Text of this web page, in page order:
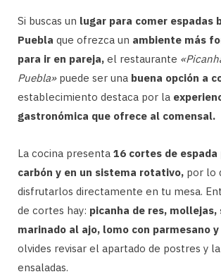
Si buscas un lugar para comer espadas
Puebla que ofrezca un ambiente más
para ir en pareja, el restaurante
Puebla»puede ser una buena opción a
establecimiento destaca por la
gastronómica que ofrece al comensal.
La cocina presenta 16 cortes de
carbón y en un sistema rotativo, por lo
disfrutarlos directamente en tu mesa.
de cortes hay: picanha de res, mollejas,
marinado al ajo, lomo con parmesano
olvides revisar el apartado de postres y
ensaladas.